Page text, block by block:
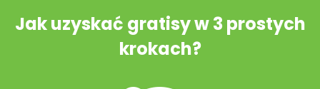
Jak uzyskać gratisy w 3 prostych
krokach?